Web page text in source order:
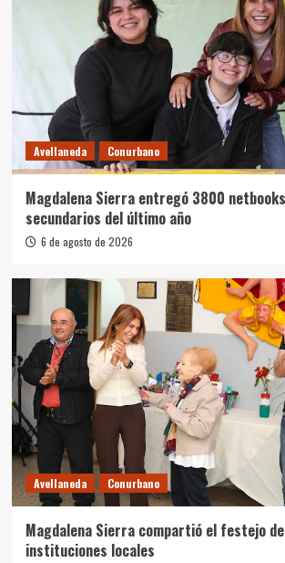
Avellaneda Conurbano
Magdalena Sierra entregó 3800
secundarios del último año
6 de agosto de 2026
Avellaneda Conurbano
Magdalena Sierra compartió el festejo
instituciones locales